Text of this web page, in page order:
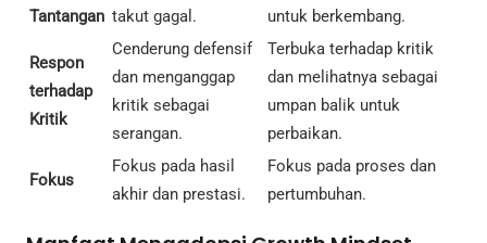
Tantangan takut gagal.
untuk berkembang.
Respon
terhadap
Kritik
Cenderung defensif
dan menganggap
kritik sebagai
serangan.
Terbuka terhadap kritik
dan melihatnya sebagai
umpan balik untuk
perbaikan.
Fokus
Fokus pada hasil
akhir dan prestasi.
Fokus pada proses dan
pertumbuhan.